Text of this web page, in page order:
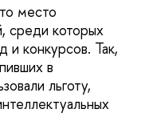
место
среди которых
и конкурсов. Так,
в
льготу,